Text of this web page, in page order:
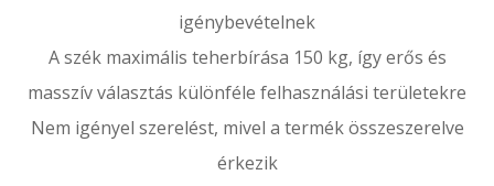
igénybevételnek
A szék maximális teherbírása 150 kg, így erős és
masszív választás különféle felhasználási területekre
Nem igényel szerelést, mivel a termék összeszerelve
érkezik